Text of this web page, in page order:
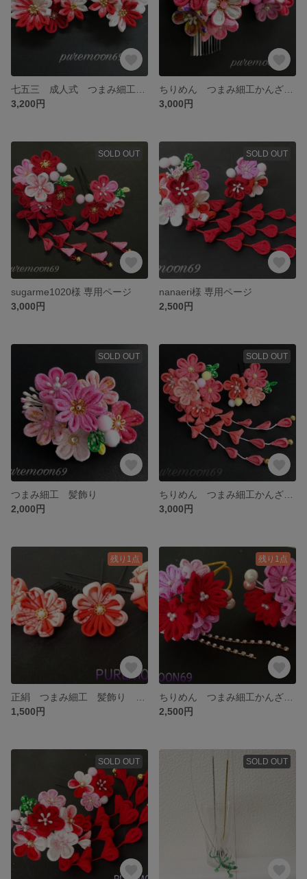
3,200円
3,000円
SOLD OUT
sugarme1020様 専用ページ
3,000円
SOLD OUT
nanaeri様 専用ページ
2,500円
SOLD OUT
つまみ細工 髪飾り
2,000円
SOLD OUT
3,000円
残り1点
1,500円
残り1点
2,500円
SOLD OUT SOLD OUT